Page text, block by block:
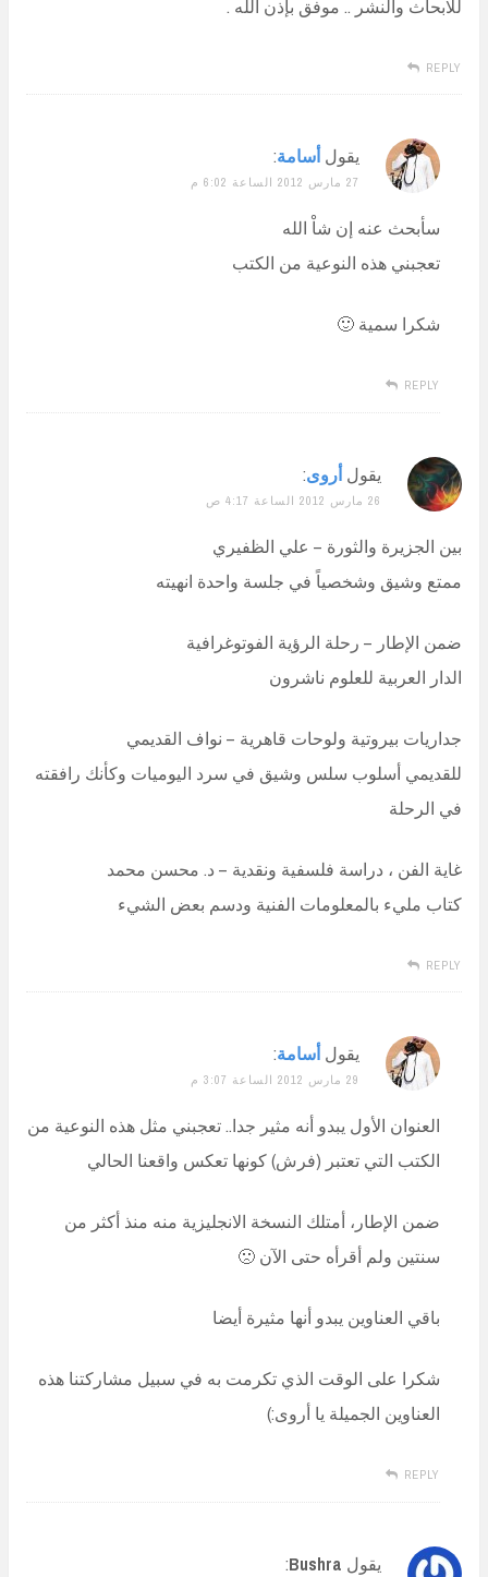
للابحاث والنشر .. موفق بإذن الله .
REPLY
يقول أسامة:
27 مارس 2012 الساعة 6:02 م
سأبحث عنه إن شاْ الله
تعجبني هذه النوعية من الكتب
شكرا سمية 🙂
REPLY
يقول أروى:
26 مارس 2012 الساعة 4:17 ص
بين الجزيرة والثورة – علي الظفيري
ممتع وشيق وشخصياً في جلسة واحدة انهيته
ضمن الإطار – رحلة الرؤية الفوتوغرافية
الدار العربية للعلوم ناشرون
جداريات بيروتية ولوحات قاهرية – نواف القديمي
للقديمي أسلوب سلس وشيق في سرد اليوميات وكأنك رافقته
في الرحلة
غاية الفن ، دراسة فلسفية ونقدية – د. محسن محمد
كتاب مليء بالمعلومات الفنية ودسم بعض الشيء
REPLY
يقول أسامة:
29 مارس 2012 الساعة 3:07 م
العنوان الأول يبدو أنه مثير جدا.. تعجبني مثل هذه النوعية من
الكتب التي تعتبر (فرش) كونها تعكس واقعنا الحالي
ضمن الإطار، أمتلك النسخة الانجليزية منه منذ أكثر من
سنتين ولم أقرأه حتى الآن 🙁
باقي العناوين يبدو أنها مثيرة أيضا
شكرا على الوقت الذي تكرمت به في سبيل مشاركتنا هذه
العناوين الجميلة يا أروى:)
REPLY
يقول Bushra
: